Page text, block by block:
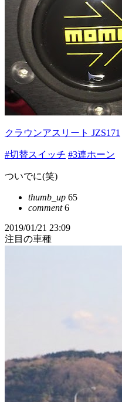
クラウンアスリート JZS171
#切替スイッチ #3連ホーン
ついでに(笑)
thumb_up 65
comment6
2019/01/21 23:09
注目の車種